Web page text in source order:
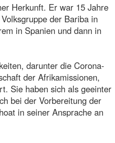
Herkunft. Er war 15 Jahre
der Bariba in
in Spanien und dann in
darunter die Corona-
der Afrikamissionen,
Sie haben sich als geeinter
bei der Vorbereitung der
in seiner Ansprache an